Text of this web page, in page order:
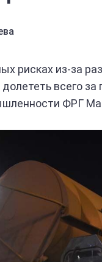
рисках из-за
всего за
ФРГ